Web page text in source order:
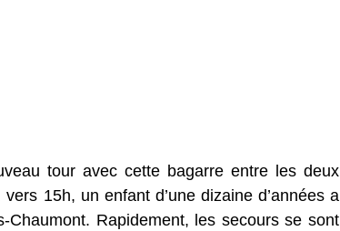
tour avec cette bagarre entre les deux
15h, un enfant d’une dizaine d’années a
Rapidement, les secours se sont